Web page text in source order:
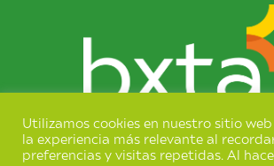
Términos y
Política de privacidad
Utilizamos cookies en nuestro sitio
la experiencia más relevante al
preferencias y visitas repetidas. Al